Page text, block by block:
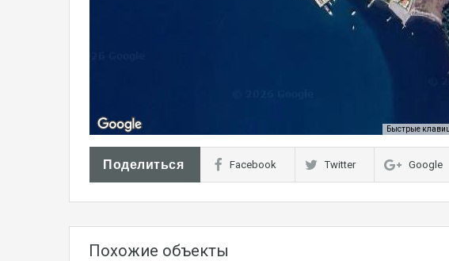
Быстрые
Поделиться Facebook Twitter Google
Похожие объекты